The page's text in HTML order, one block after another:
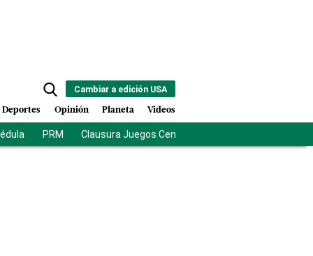
Cambiar a edición USA
Deportes Opinión Planeta Videos
PRM Clausura Juegos Centroamericanos